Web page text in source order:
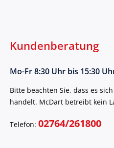
Kundenberatung
Mo-Fr 8:30 Uhr bis 15:30
Bitte beachten Sie, dass es
handelt. McDart betreibt kein
Telefon: 02764/261800